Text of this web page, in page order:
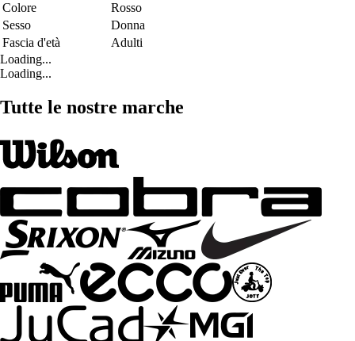
Colore
Rosso
Sesso
Donna
Fascia d'età
Adulti
Loading...
Loading...
Tutte le nostre marche